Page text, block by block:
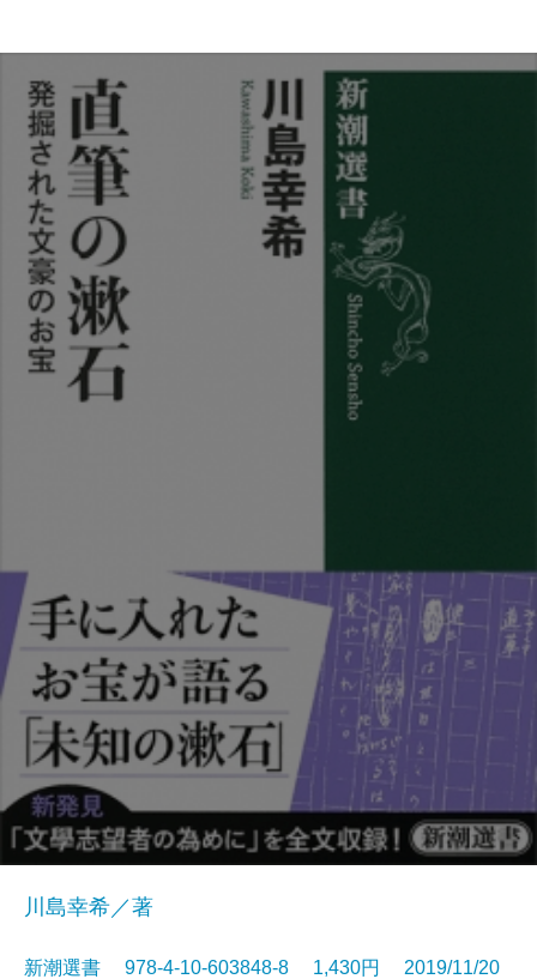
川島幸希／著
新潮選書 978-4-10-603848-8 1,430円 2019/11/20